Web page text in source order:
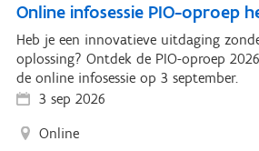
Online infosessie PIO-oproep
Heb je een innovatieve uitdaging
oplossing? Ontdek de PIO-oproep
de online infosessie op 3 september.
3 sep 2026
Online